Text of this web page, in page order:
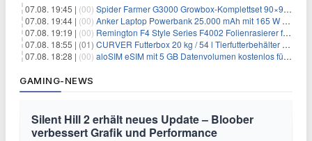
07.08. 19:45 | (00) Spider Farmer G3000 Growbox-Komplettset 90×90×180 cm für 379,99€
07.08. 19:44 | (00) Anker Laptop Powerbank 25.000 mAh mit 165 W refurbished für 58,39€
07.08. 19:19 | (00) Remington F4 Style Series F4002 Folienrasierer für 18,99€
07.08. 18:55 | (01) CURVER Futterbox 20 kg / 54 l Tierfutterbehälter mit Rollen für 19,99€
07.08. 18:28 | (00) aloSIM eSIM mit 5 GB Datenvolumen kostenlos für Windscribe-Pro-Nutzer
GAMING-NEWS
Silent Hill 2 erhält neues Update – Bloober
verbessert Grafik und Performance